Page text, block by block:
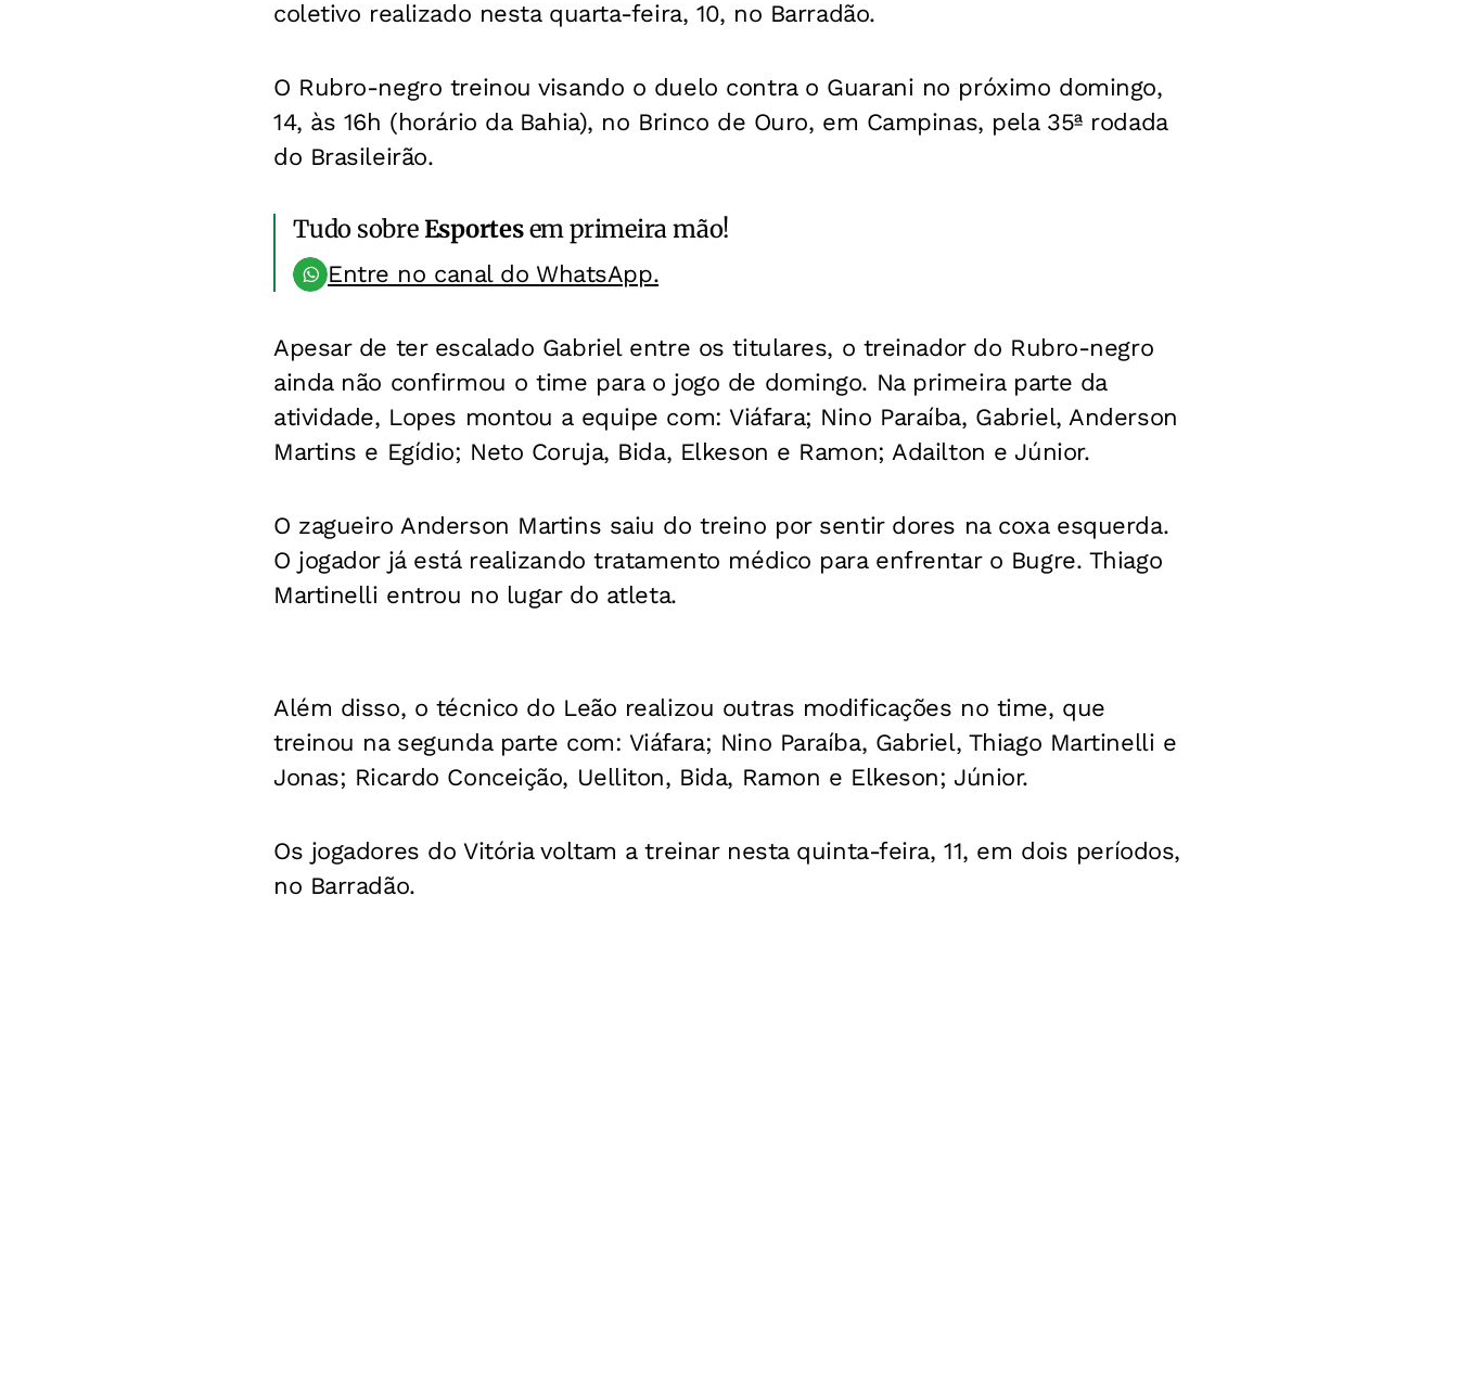
coletivo realizado nesta quarta-feira, 10, no Barradão.
O Rubro-negro treinou visando o duelo contra o Guarani no próximo domingo,
14, às 16h (horário da Bahia), no Brinco de Ouro, em Campinas, pela 35ª rodada
do Brasileirão.
Tudo sobreEsportesem primeira mão!
Entre no canal do WhatsApp.
Apesar de ter escalado Gabriel entre os titulares, o treinador do Rubro-negro
ainda não confirmou o time para o jogo de domingo. Na primeira parte da
atividade, Lopes montou a equipe com: Viáfara; Nino Paraíba, Gabriel, Anderson
Martins e Egídio; Neto Coruja, Bida, Elkeson e Ramon; Adailton e Júnior.
O zagueiro Anderson Martins saiu do treino por sentir dores na coxa esquerda.
O jogador já está realizando tratamento médico para enfrentar o Bugre. Thiago
Martinelli entrou no lugar do atleta.
Além disso, o técnico do Leão realizou outras modificações no time, que
treinou na segunda parte com: Viáfara; Nino Paraíba, Gabriel, Thiago Martinelli e
Jonas; Ricardo Conceição, Uelliton, Bida, Ramon e Elkeson; Júnior.
Os jogadores do Vitória voltam a treinar nesta quinta-feira, 11, em dois períodos,
no Barradão.